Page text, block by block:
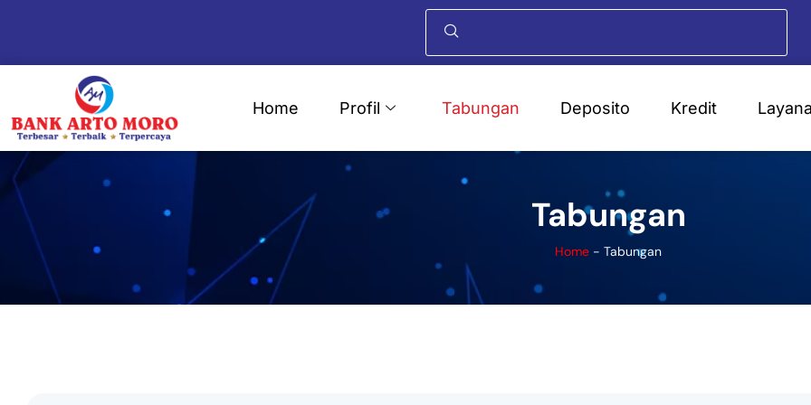
Home Profil Tabungan Deposito Kredit
Tabungan
Home - Tabungan